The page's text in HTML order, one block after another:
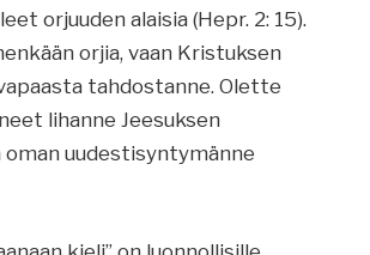
orjuuden alaisia (Hepr. 2: 15).
orjia, vaan Kristuksen
tahdostanne. Olette
lihanne Jeesuksen
oman uudestisyntymänne